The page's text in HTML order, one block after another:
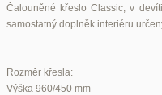
Čalouněné křeslo Classic, v
samostatný doplněk interiéru
Rozměr křesla:
Výška 960/450 mm